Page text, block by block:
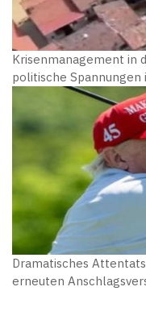
Krisenmanagement in
politische Spannungen
Dramatisches
erneuten